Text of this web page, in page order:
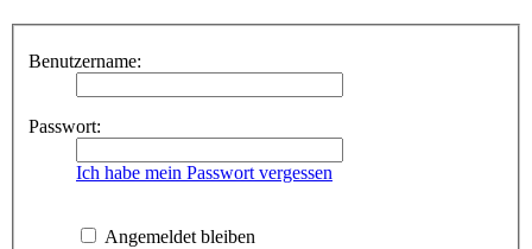
Benutzername:
Passwort:
Ich habe mein Passwort vergessen
Angemeldet bleiben